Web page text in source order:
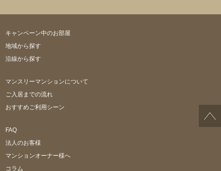
キャンペーン中のお部屋
地域から探す
沿線から探す
マンスリーマンションについて
ご入居までの流れ
おすすめご利用シーン
FAQ
法人のお客様
マンションオーナー様へ
コラム